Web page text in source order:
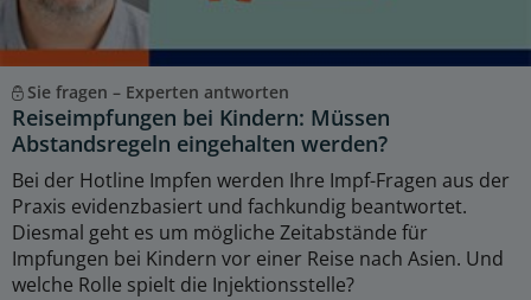
Sie fragen – Experten antworten
Reiseimpfungen bei Kindern: Müssen
Abstandsregeln eingehalten werden?
Bei der Hotline Impfen werden Ihre Impf-Fragen aus der
Praxis evidenzbasiert und fachkundig beantwortet.
Diesmal geht es um mögliche Zeitabstände für
Impfungen bei Kindern vor einer Reise nach Asien. Und
welche Rolle spielt die Injektionsstelle?